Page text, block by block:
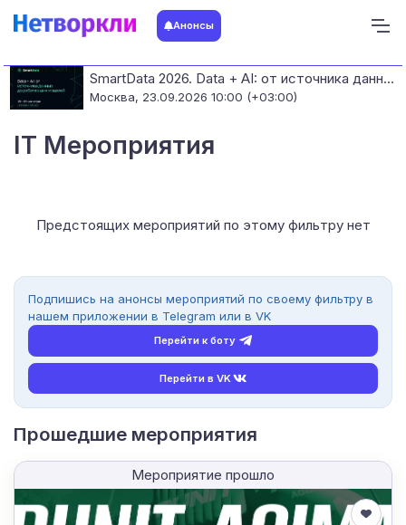
Анонсы
SmartData 2026. Data + AI: от источника данных до работающих моделей
Москва, 23.09.2026 10:00 (+03:00)
IT Мероприятия
Предстоящих мероприятий по этому фильтру нет
Подпишись на анонсы мероприятий по своему фильтру в
нашем приложении в Telegram или в VK
Перейти к боту
Перейти в VK
Прошедшие мероприятия
Мероприятие прошло